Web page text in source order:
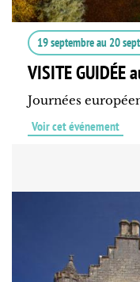
19 septembreau 20
VISITE GUIDÉE
Journées
Voir cet événement